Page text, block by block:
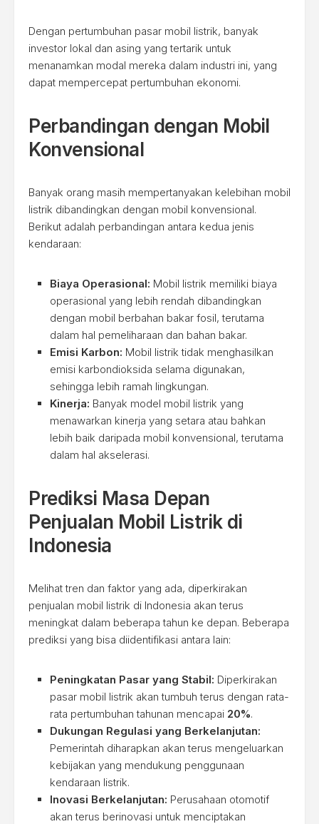
Dengan pertumbuhan pasar mobil listrik, banyak
investor lokal dan asing yang tertarik untuk
menanamkan modal mereka dalam industri ini, yang
dapat mempercepat pertumbuhan ekonomi.
Perbandingan dengan Mobil
Konvensional
Banyak orang masih mempertanyakan kelebihan mobil
listrik dibandingkan dengan mobil konvensional.
Berikut adalah perbandingan antara kedua jenis
kendaraan:
Biaya Operasional: Mobil listrik memiliki biaya
operasional yang lebih rendah dibandingkan
dengan mobil berbahan bakar fosil, terutama
dalam hal pemeliharaan dan bahan bakar.
Emisi Karbon: Mobil listrik tidak menghasilkan
emisi karbondioksida selama digunakan,
sehingga lebih ramah lingkungan.
Kinerja: Banyak model mobil listrik yang
menawarkan kinerja yang setara atau bahkan
lebih baik daripada mobil konvensional, terutama
dalam hal akselerasi.
Prediksi Masa Depan
Penjualan Mobil Listrik di
Indonesia
Melihat tren dan faktor yang ada, diperkirakan
penjualan mobil listrik di Indonesia akan terus
meningkat dalam beberapa tahun ke depan. Beberapa
prediksi yang bisa diidentifikasi antara lain:
Peningkatan Pasar yang Stabil: Diperkirakan
pasar mobil listrik akan tumbuh terus dengan rata-
rata pertumbuhan tahunan mencapai 20%.
Dukungan Regulasi yang Berkelanjutan:
Pemerintah diharapkan akan terus mengeluarkan
kebijakan yang mendukung penggunaan
kendaraan listrik.
Inovasi Berkelanjutan: Perusahaan otomotif
akan terus berinovasi untuk menciptakan